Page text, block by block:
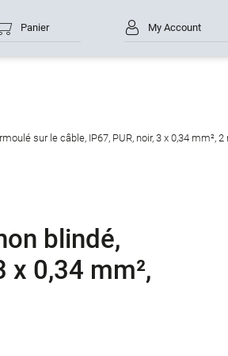
Panier My Account
sur le câble, IP67, PUR, noir, 3 x 0,34 mm², 2
blindé,
x 0,34 mm²,